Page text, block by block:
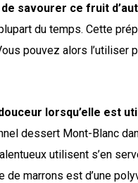
savourer ce fruit
du temps. Cette
pouvez alors l’utiliser
lorsqu’elle est
dessert Mont-Blanc
utilisent s’en
marrons est d’une